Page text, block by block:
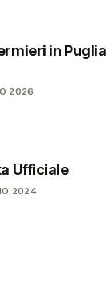
in
2026
Ufficiale
2024